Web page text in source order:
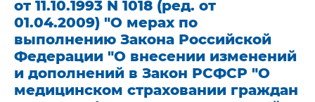
от 11.10.1993 N 1018 (ред. от
01.04.2009) "О мерах по
выполнению Закона Российской
Федерации "О внесении изменений
и дополнений в Закон РСФСР "О
медицинском страховании граждан